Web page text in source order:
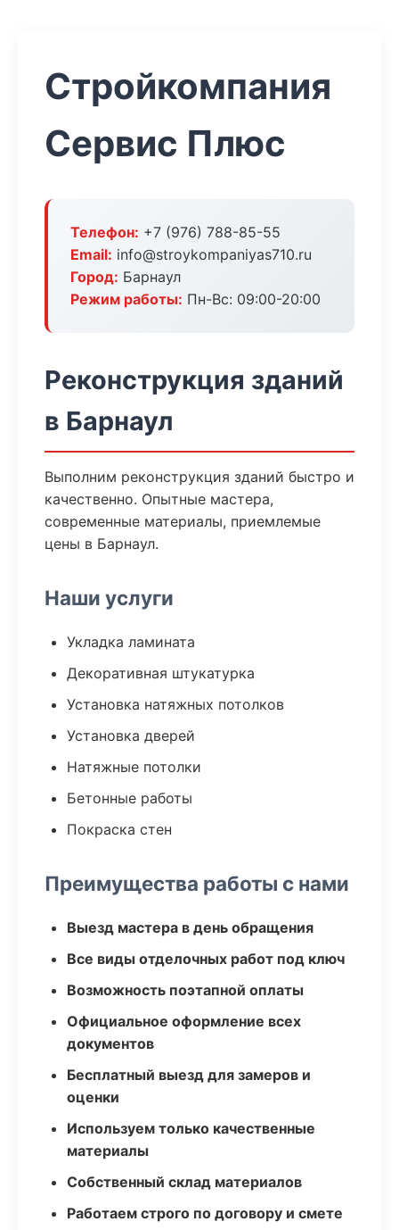
Стройкомпания
Сервис Плюс
Телефон: +7 (976) 788-85-55
Email: info@stroykompaniyas710.ru
Город: Барнаул
Режим работы: Пн-Вс: 09:00-20:00
Реконструкция зданий
в Барнаул
Выполним реконструкция зданий быстро и
качественно. Опытные мастера,
современные материалы, приемлемые
цены в Барнаул.
Наши услуги
Укладка ламината
Декоративная штукатурка
Установка натяжных потолков
Установка дверей
Натяжные потолки
Бетонные работы
Покраска стен
Преимущества работы с нами
Выезд мастера в день обращения
Все виды отделочных работ под ключ
Возможность поэтапной оплаты
Официальное оформление всех
документов
Бесплатный выезд для замеров и
оценки
Используем только качественные
материалы
Собственный склад материалов
Работаем строго по договору и смете